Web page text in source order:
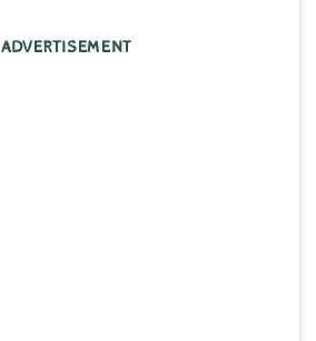
ADVERTISEMENT